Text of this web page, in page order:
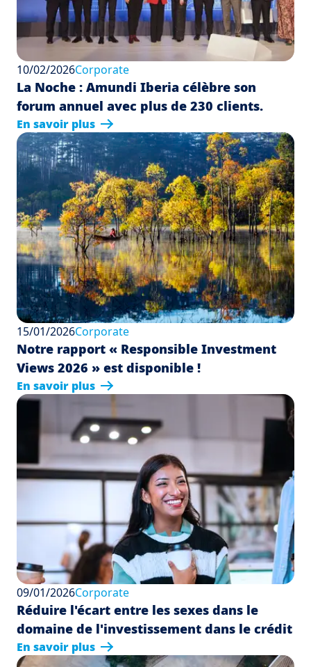
10/02/2026Corporate
La Noche : Amundi Iberia célèbre son
forum annuel avec plus de 230 clients.
En savoir plus
15/01/2026Corporate
Notre rapport « Responsible Investment
Views 2026 » est disponible !
En savoir plus
09/01/2026Corporate
Réduire l'écart entre les sexes dans le
domaine de l'investissement dans le crédit
En savoir plus